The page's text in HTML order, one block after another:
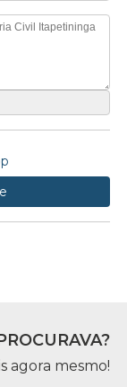
agora mesmo!